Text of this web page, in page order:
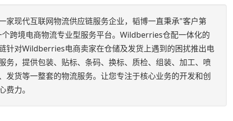
家现代互联网物流供应链服务企业，韬博一直秉承"客户第
跨境电商物流专业型服务平台。Wildberries仓配一体化的
针对Wildberries电商卖家在仓储及发货上遇到的困扰推出电
务，提供包装、贴标、条码、换标、质检、组装、加工、喷
发货等一整套的物流服务。让您专注于核心业务的开发和创
费力。